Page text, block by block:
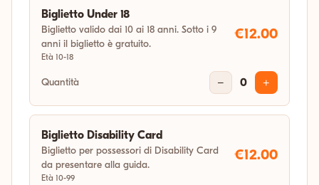
Biglietto Under 18
Biglietto valido dai 10 ai 18 anni. Sotto i 9
anni il biglietto è gratuito.
Età 10-18
€12.00
Quantità − 0 +
Biglietto Disability Card
Biglietto per possessori di Disability Card
da presentare alla guida.
Età 10-99
€12.00